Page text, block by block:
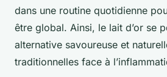
dans une routine quotidienne
être global. Ainsi, le lait d’or se
alternative savoureuse et
traditionnelles face à